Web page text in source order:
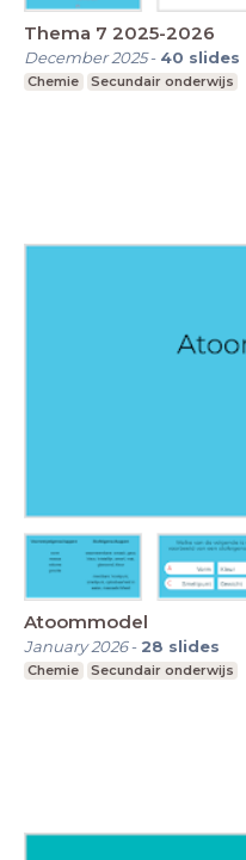
Thema 7 2025-2026
December 2025- 40 slides
Chemie Secundair onderwijs
Atoommodel
January 2026- 28 slides
Chemie Secundair onderwijs